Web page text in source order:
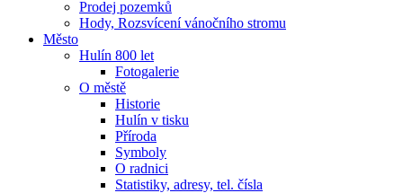
Prodej pozemků
Hody, Rozsvícení vánočního stromu
Město
Hulín 800 let
Fotogalerie
O městě
Historie
Hulín v tisku
Příroda
Symboly
O radnici
Statistiky, adresy, tel. čísla